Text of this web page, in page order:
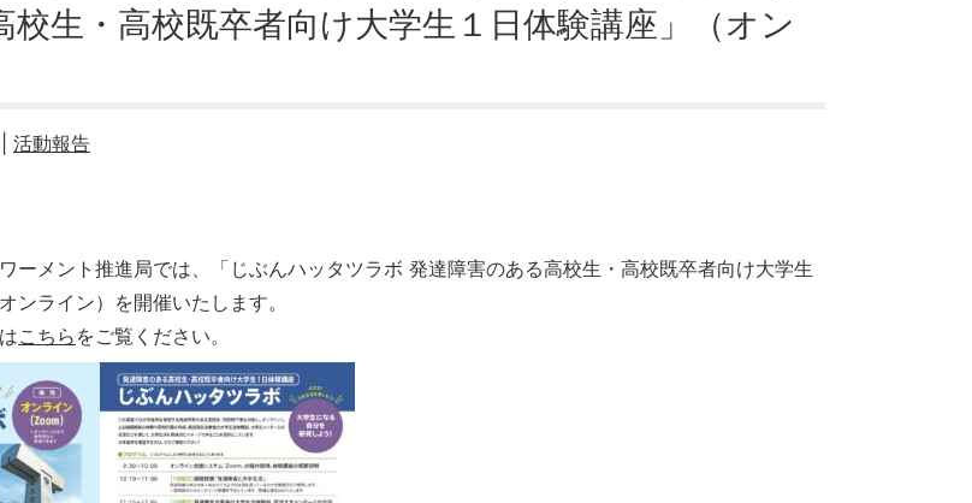
校生・高校既卒者向け大学生１日体験講座」（オン
活動報告
ーメント推進局では、「じぶんハッタツラボ 発達障害のある高校生・高校既卒者向け大学生
ンライン）を開催いたします。
こちら をご覧ください。